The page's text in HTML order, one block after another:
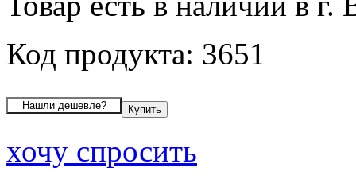
Код продукта: 3651
хочу спросить